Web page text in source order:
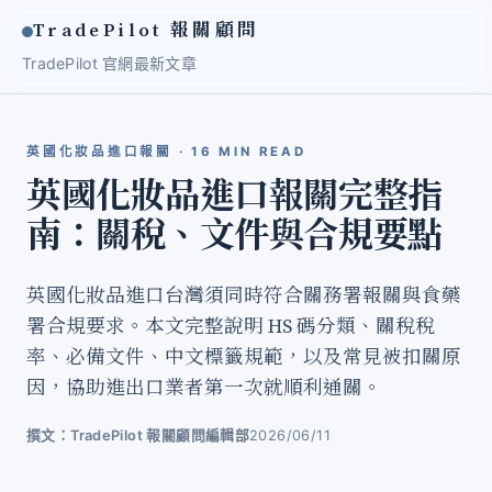
TradePilot 報關顧問
TradePilot 官網最新文章
英國化妝品進口報關 · 16 MIN READ
英國化妝品進口報關完整指
南：關稅、文件與合規要點
英國化妝品進口台灣須同時符合關務署報關與食藥
署合規要求。本文完整說明 HS 碼分類、關稅稅
率、必備文件、中文標籤規範，以及常見被扣關原
因，協助進出口業者第一次就順利通關。
撰文：TradePilot 報關顧問編輯部2026/06/11